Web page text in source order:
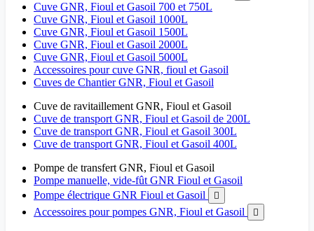
Cuve GNR, Fioul et Gasoil 700 et 750L
Cuve GNR, Fioul et Gasoil 1000L
Cuve GNR, Fioul et Gasoil 1500L
Cuve GNR, Fioul et Gasoil 2000L
Cuve GNR, Fioul et Gasoil 5000L
Accessoires pour cuve GNR, fioul et Gasoil
Cuves de Chantier GNR, Fioul et Gasoil
Cuve de ravitaillement GNR, Fioul et Gasoil
Cuve de transport GNR, Fioul et Gasoil de 200L
Cuve de transport GNR, Fioul et Gasoil 300L
Cuve de transport GNR, Fioul et Gasoil 400L
Pompe de transfert GNR, Fioul et Gasoil
Pompe manuelle, vide-fût GNR Fioul et Gasoil
Pompe électrique GNR Fioul et Gasoil

Accessoires pour pompes GNR, Fioul et Gasoil 